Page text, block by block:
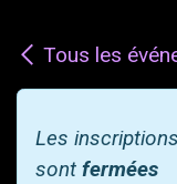
Tous les
Les inscriptions
sont fermées